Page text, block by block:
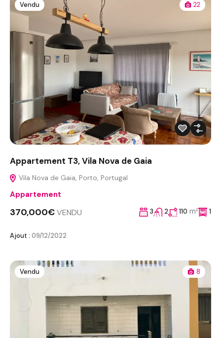
Vendu 22
Appartement T3, Vila Nova de Gaia
Vila Nova de Gaia, Porto, Portugal
Appartement
370,000€VENDU 3 2 110 m² 1
Ajout : 09/12/2022
Vendu 8